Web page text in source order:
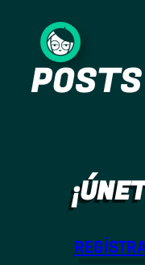
contenido
POSTS